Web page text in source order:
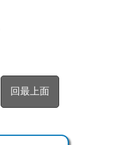
回最上面